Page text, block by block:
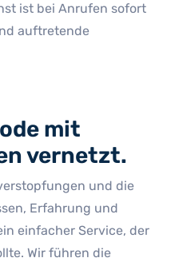
ist bei Anrufen sofort
auftretende
mit
vernetzt.
und die
Erfahrung und
einfacher Service, der
Wir führen die